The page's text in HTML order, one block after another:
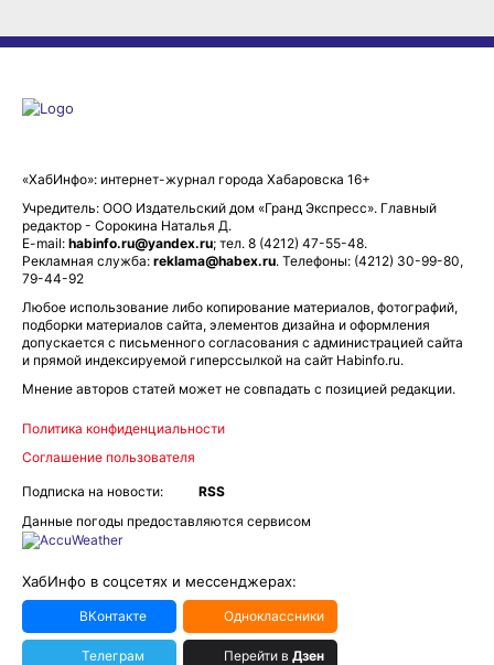
«ХабИнфо»: интернет-журнал города Хабаровска 16+
Учредитель: ООО Издательский дом «Гранд Экспресс». Главный
редактор - Сорокина Наталья Д.
E-mail: habinfo.ru@yandex.ru; тел. 8 (4212) 47-55-48.
Рекламная служба: reklama@habex.ru. Телефоны: (4212) 30-99-80,
79-44-92
Любое использование либо копирование материалов, фотографий,
подборки материалов сайта, элементов дизайна и оформления
допускается с письменного согласования с администрацией сайта
и прямой индексируемой гиперссылкой на сайт Habinfo.ru.
Мнение авторов статей может не совпадать с позицией редакции.
Политика конфиденциальности
Соглашение пользователя
Подписка на новости:
RSS
Данные погоды предоставляются сервисом
ХабИнфо в соцсетях и мессенджерах:
ВКонтакте Одноклассники
Телеграм Перейти в Дзен